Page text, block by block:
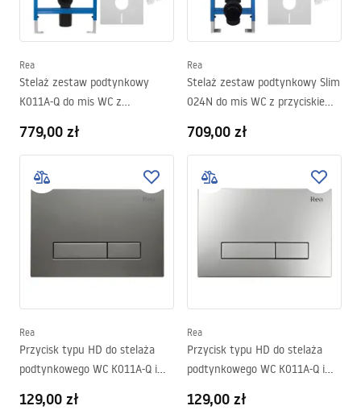
Rea
Stelaż zestaw podtynkowy
K011A-Q do mis WC z
779,00 zł
Rea
Stelaż zestaw podtynkowy Slim
024N do mis WC z przyciskiem
709,00 zł
Rea
Przycisk typu HD do stelaża
podtynkowego WC K011A-Q i
129,00 zł
Rea
Przycisk typu HD do stelaża
podtynkowego WC K011A-Q i
129,00 zł